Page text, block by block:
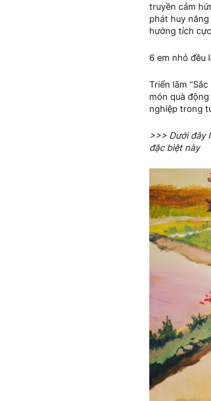
truyền cảm
phát huy
hướng tích
6 em nhỏ đều
Triển lãm
món quà
nghiệp trong
>>> Dưới đây
đặc biệt này